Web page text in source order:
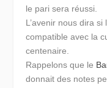
le pari sera réussi.
L’avenir nous dira
compatible avec la
centenaire.
Rappelons que le
donnait des notes